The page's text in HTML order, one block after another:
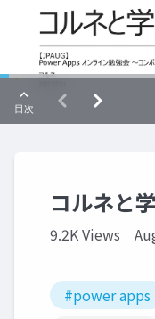
コルネと
9.2K Views
#power apps